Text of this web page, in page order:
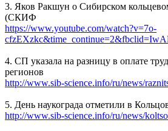
3. Яков Ракшун о Сибирском
(СКИФ
https://www.youtube.com/watch?v=7o-
4. СП указала на разницу в оплате
регионов
http://www.sib-science.info/ru/news/
5. День наукограда отметили в
http://www.sib-science.info/ru/news/